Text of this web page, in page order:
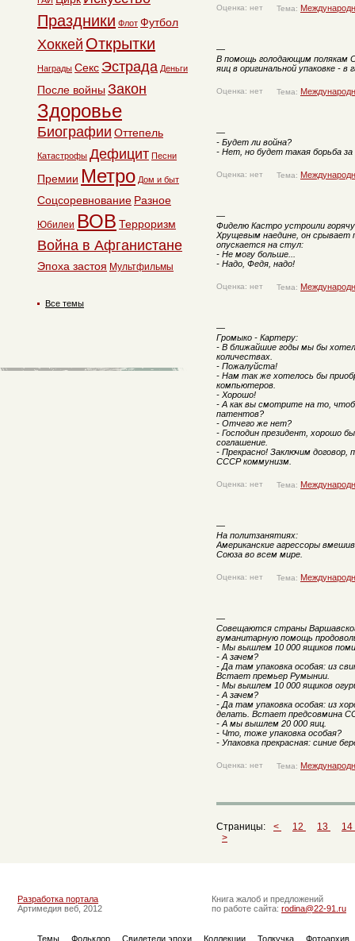
Оценка: нет Тема:
—
В помощь голодающим полякам
яиц в оригинальной упаковке - в
Оценка: нет Тема:
—
- Будет ли война?
- Нет, но будет такая борьба
Оценка: нет Тема:
—
Фиделю Кастро устроили
Хрущевым наедине, он срывает
опускается на стул:
- Не могу больше...
- Надо, Федя, надо!
Оценка: нет Тема:
—
Громыко - Картеру:
- В ближайшие годы мы бы
количествах.
- Пожалуйста!
- Нам так же хотелось бы
компьютеров.
- Хорошо!
- А как вы смотрите на то,
патентов?
- Отчего же нет?
- Господин президент, хорошо
соглашение.
- Прекрасно! Заключим
СССР коммунизм.
Оценка: нет Тема:
—
На политзанятиях:
Американские агрессоры
Союза во всем мире.
Оценка: нет Тема:
—
Совещаются страны
гуманитарную помощь
- Мы вышлем 10 000 ящиков
- А зачем?
- Да там упаковка особая: из
Встает премьер Румынии.
- Мы вышлем 10 000 ящиков
- А зачем?
- Да там упаковка особая: из
делать. Встает предсовмина
- А мы вышлем 20 000 яиц.
- Что, тоже упаковка особая?
- Упаковка прекрасная: синие
Оценка: нет Тема:
Страницы: < 12 13
14
>
Праздники Флот Футбол
Хоккей Открытки
Награды Секс Эстрада Деньги
После войны Закон
Здоровье
Биографии Оттепель
Катастрофы Дефицит Песни
Премии Метро Дом и быт
Соцсоревнование Разное
Юбилеи ВОВ Терроризм
Война в Афганистане
Эпоха застоя Мультфильмы
Все темы
Разработка портала
Артимедия веб, 2012
Книга жалоб и предложений
по работе сайта: rodina@22-91.ru
Темы Фольклор Свидетели эпохи Коллекции Толкучка Фотоархив